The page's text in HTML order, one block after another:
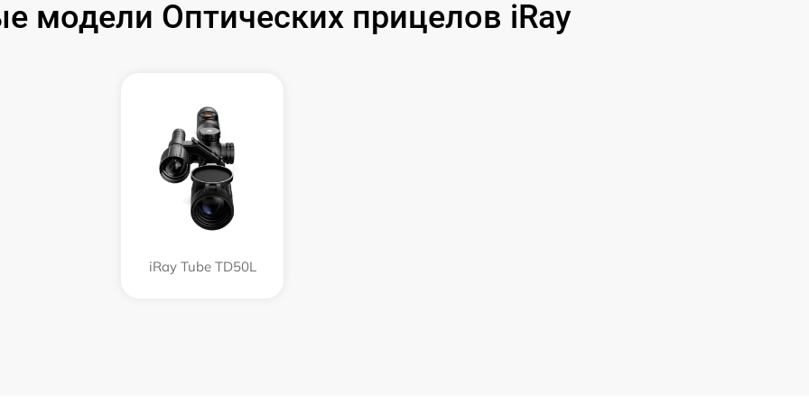
модели Оптических прицелов iRay
iRay Tube TD50L